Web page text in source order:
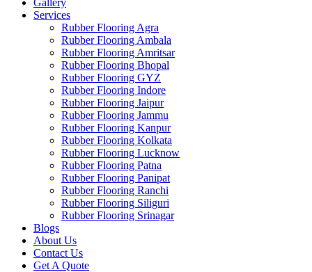
Gallery
Services
Rubber Flooring Agra
Rubber Flooring Ambala
Rubber Flooring Amritsar
Rubber Flooring Bhopal
Rubber Flooring GYZ
Rubber Flooring Indore
Rubber Flooring Jaipur
Rubber Flooring Jammu
Rubber Flooring Kanpur
Rubber Flooring Kolkata
Rubber Flooring Lucknow
Rubber Flooring Patna
Rubber Flooring Panipat
Rubber Flooring Ranchi
Rubber Flooring Siliguri
Rubber Flooring Srinagar
Blogs
About Us
Contact Us
Get A Quote